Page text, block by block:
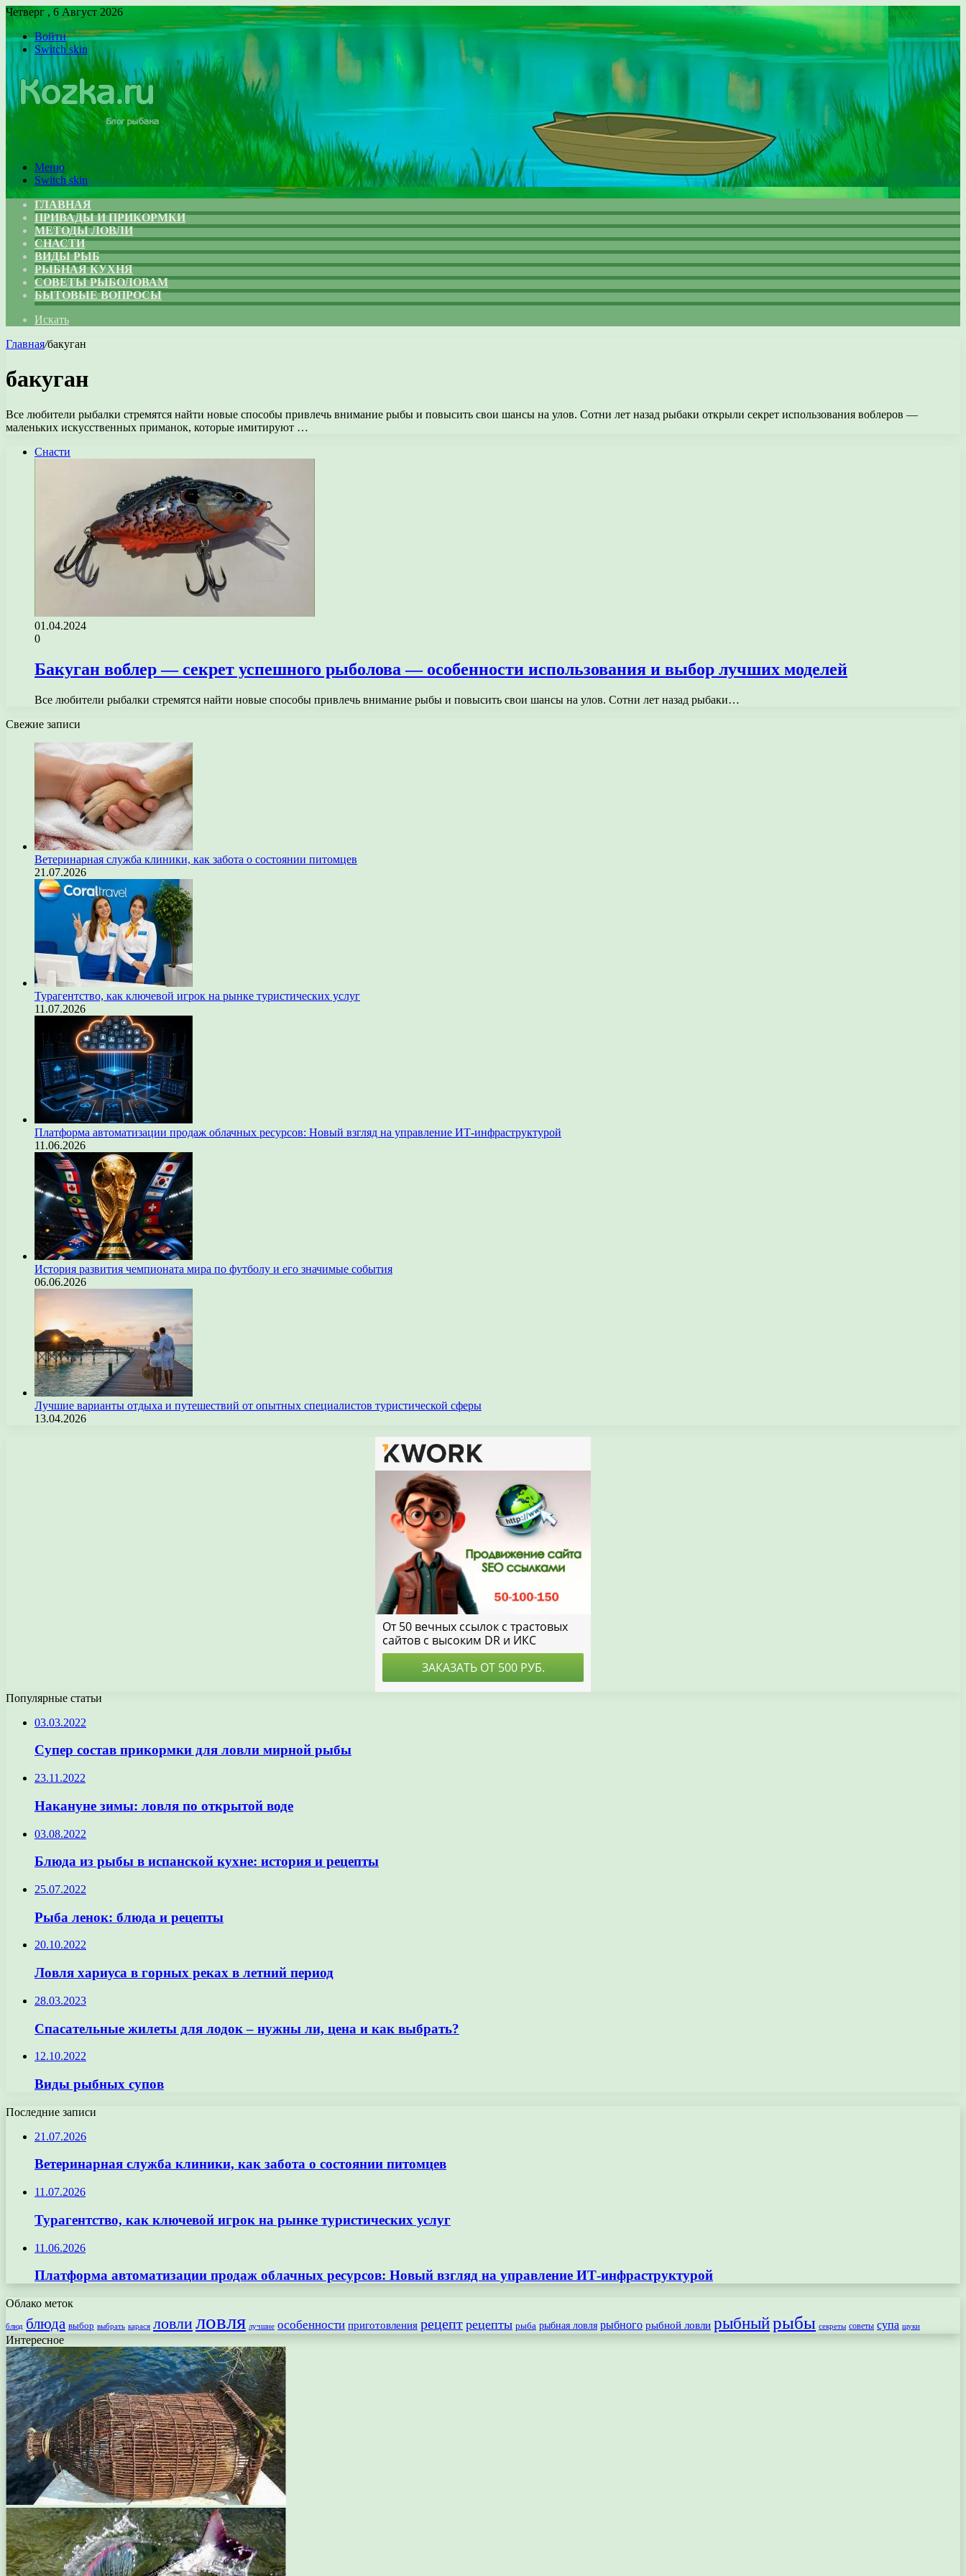
Четверг , 6 Август 2026
Войти
Switch skin
Меню
Switch skin
ГЛАВНАЯ
ПРИВАДЫ И ПРИКОРМКИ
МЕТОДЫ ЛОВЛИ
СНАСТИ
ВИДЫ РЫБ
РЫБНАЯ КУХНЯ
СОВЕТЫ РЫБОЛОВАМ
БЫТОВЫЕ ВОПРОСЫ
Искать
Главная/бакуган
бакуган
Все любители рыбалки стремятся найти новые способы привлечь внимание рыбы и повысить свои шансы на улов. Сотни лет назад рыбаки открыли секрет использования воблеров —
маленьких искусственных приманок, которые имитируют …
Снасти
01.04.2024
0
Бакуган воблер — секрет успешного рыболова — особенности использования и выбор лучших моделей
Все любители рыбалки стремятся найти новые способы привлечь внимание рыбы и повысить свои шансы на улов. Сотни лет назад рыбаки…
Свежие записи
Ветеринарная служба клиники, как забота о состоянии питомцев
21.07.2026
Турагентство, как ключевой игрок на рынке туристических услуг
11.07.2026
Платформа автоматизации продаж облачных ресурсов: Новый взгляд на управление ИТ-инфраструктурой
11.06.2026
История развития чемпионата мира по футболу и его значимые события
06.06.2026
Лучшие варианты отдыха и путешествий от опытных специалистов туристической сферы
13.04.2026
Популярные статьи
03.03.2022
Супер состав прикормки для ловли мирной рыбы
23.11.2022
Накануне зимы: ловля по открытой воде
03.08.2022
Блюда из рыбы в испанской кухне: история и рецепты
25.07.2022
Рыба ленок: блюда и рецепты
20.10.2022
Ловля хариуса в горных реках в летний период
28.03.2023
Спасательные жилеты для лодок – нужны ли, цена и как выбрать?
12.10.2022
Виды рыбных супов
Последние записи
21.07.2026
Ветеринарная служба клиники, как забота о состоянии питомцев
11.07.2026
Турагентство, как ключевой игрок на рынке туристических услуг
11.06.2026
Платформа автоматизации продаж облачных ресурсов: Новый взгляд на управление ИТ-инфраструктурой
Облако меток
блюд блюда выбор выбрать карася ловлиловля лучшие особенности приготовления рецепт рецепты рыба рыбная ловля рыбного рыбной ловли рыбныйрыбы секреты советы супа щуки
Интересное